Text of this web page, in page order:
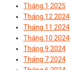
Tháng 1 2025
Tháng 12 2024
Tháng 11 2024
Tháng 10 2024
Tháng 9 2024
Tháng 7 2024